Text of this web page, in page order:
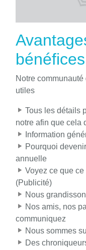
Notre
utiles
Tous les détails
notre afin que cela
Information
Pourquoi
annuelle
Voyez ce que
(Publicité)
Nous
Nos amis, nos
communiquez
Nous sommes
Des